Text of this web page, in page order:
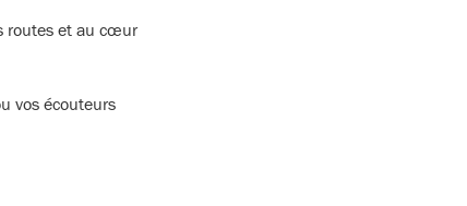
routes et au cœur
vos écouteurs